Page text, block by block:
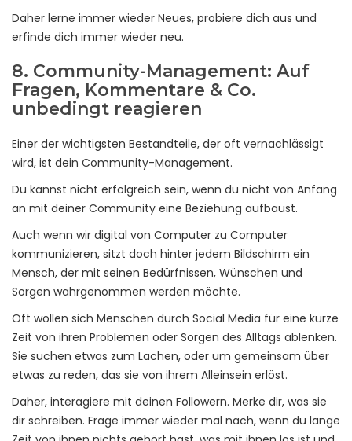
Daher lerne immer wieder Neues, probiere dich aus und
erfinde dich immer wieder neu.
8. Community-Management: Auf
Fragen, Kommentare & Co.
unbedingt reagieren
Einer der wichtigsten Bestandteile, der oft vernachlässigt
wird, ist dein Community-Management.
Du kannst nicht erfolgreich sein, wenn du nicht von Anfang
an mit deiner Community eine Beziehung aufbaust.
Auch wenn wir digital von Computer zu Computer
kommunizieren, sitzt doch hinter jedem Bildschirm ein
Mensch, der mit seinen Bedürfnissen, Wünschen und
Sorgen wahrgenommen werden möchte.
Oft wollen sich Menschen durch Social Media für eine kurze
Zeit von ihren Problemen oder Sorgen des Alltags ablenken.
Sie suchen etwas zum Lachen, oder um gemeinsam über
etwas zu reden, das sie von ihrem Alleinsein erlöst.
Daher, interagiere mit deinen Followern. Merke dir, was sie
dir schreiben. Frage immer wieder mal nach, wenn du lange